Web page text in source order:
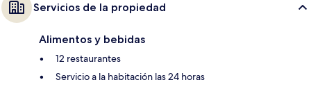
Servicios de la propiedad
Alimentos y bebidas
12 restaurantes
Servicio a la habitación las 24 horas